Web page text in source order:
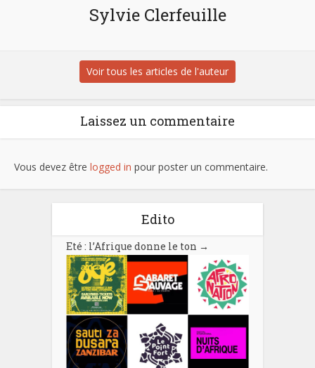
Sylvie Clerfeuille
Voir tous les articles de l'auteur
Laissez un commentaire
Vous devez être logged in pour poster un commentaire.
Edito
Eté : l’Afrique donne le ton →